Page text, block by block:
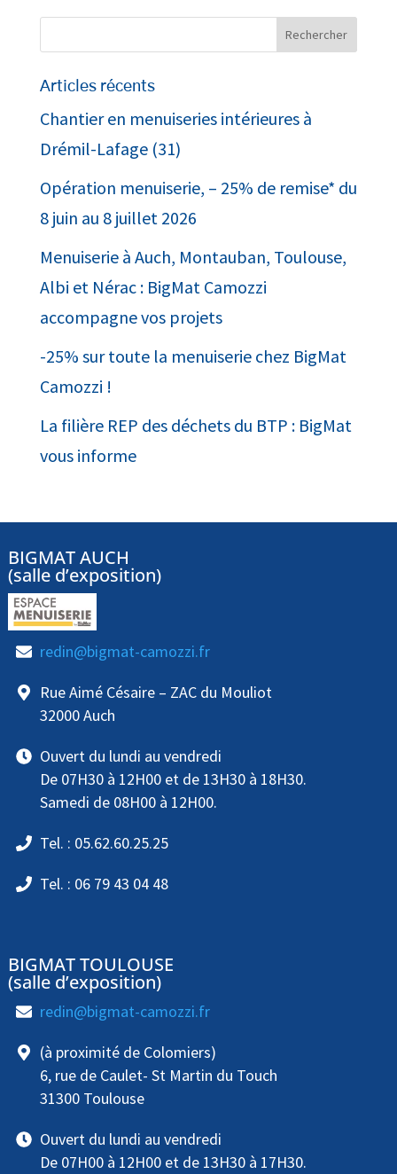
Articles récents
Chantier en menuiseries intérieures à
Drémil-Lafage (31)
Opération menuiserie, – 25% de remise* du
8 juin au 8 juillet 2026
Menuiserie à Auch, Montauban, Toulouse,
Albi et Nérac : BigMat Camozzi
accompagne vos projets
-25% sur toute la menuiserie chez BigMat
Camozzi !
La filière REP des déchets du BTP : BigMat
vous informe
BIGMAT AUCH
(salle d’exposition)
redin@bigmat-camozzi.fr
Rue Aimé Césaire – ZAC du Mouliot
32000 Auch
Ouvert du lundi au vendredi
De 07H30 à 12H00 et de 13H30 à 18H30.
Samedi de 08H00 à 12H00.
Tel. : 05.62.60.25.25
Tel. : 06 79 43 04 48
BIGMAT TOULOUSE
(salle d’exposition)
redin@bigmat-camozzi.fr
(à proximité de Colomiers)
6, rue de Caulet- St Martin du Touch
31300 Toulouse
Ouvert du lundi au vendredi
De 07H00 à 12H00 et de 13H30 à 17H30.